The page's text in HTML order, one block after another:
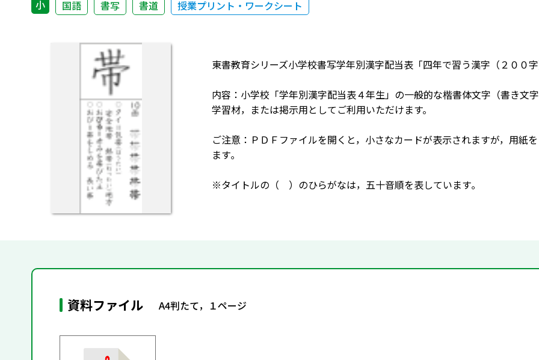
小 国語 書写 書道 授業プリント・ワークシート
東書教育シリーズ小学校書写学年別漢字配当表「四年で習う漢字（２００
内容：小学校「学年別漢字配当表４年生」の一般的な楷書体文字（書き文
学習材，または掲示用としてご利用いただけます。
ご注意：ＰＤＦファイルを開くと，小さなカードが表示されますが，用紙
ます｡
※タイトルの（ ）のひらがなは，五十音順を表しています｡
資料ファイル A4判たて，１ページ